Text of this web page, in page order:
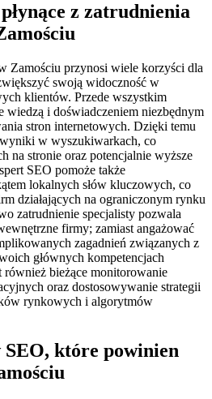
z zatrudnienia
Zamościu przynosi wiele korzyści dla
swoją widoczność w
klientów. Przede wszystkim
wiedzą i doświadczeniem niezbędnym
stron internetowych. Dzięki temu
w wyszukiwarkach, co
na stronie oraz potencjalnie wyższe
SEO pomoże także
lokalnych słów kluczowych, co
działających na ograniczonym rynku
zatrudnienie specjalisty pozwala
firmy; zamiast angażować
zagadnień związanych z
głównych kompetencjach
bieżące monitorowanie
oraz dostosowywanie strategii
rynkowych i algorytmów
SEO, które powinien